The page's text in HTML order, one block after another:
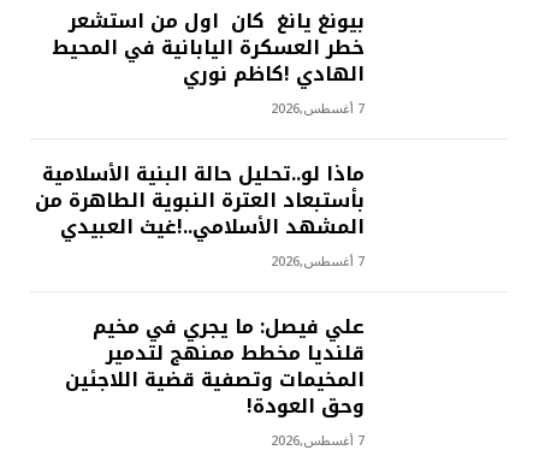
بيونغ يانغ كان اول من استشعر
خطر العسكرة اليابانية في المحيط
الهادي !كاظم نوري
7 أغسطس,2026
ماذا لو..تحليل حالة البنية الأسلامية
بأستبعاد العترة النبوية الطاهرة من
المشهد الأسلامي..!غيث العبيدي
7 أغسطس,2026
علي فيصل: ما يجري في مخيم
قلنديا مخطط ممنهج لتدمير
المخيمات وتصفية قضية اللاجئين
وحق العودة!
7 أغسطس,2026